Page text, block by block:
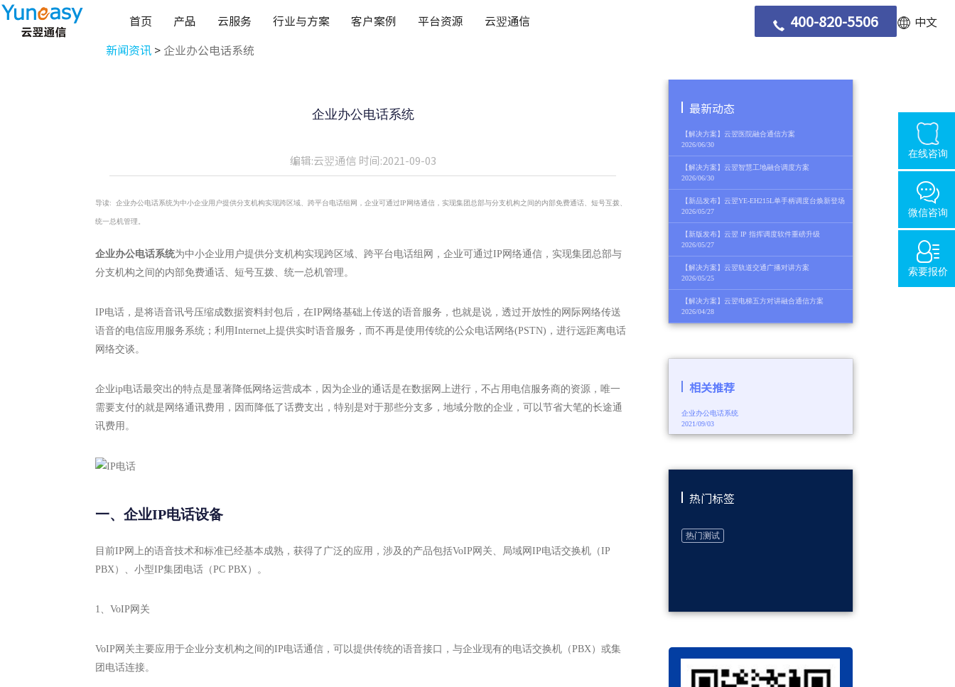
首页 产品 云服务 行业与方案 客户案例 平台资源 云翌通信 中文
400-820-5506
新闻资讯 > 企业办公电话系统
企业办公电话系统
编辑:云翌通信 时间:2021-09-03
导读: 企业办公电话系统为中小企业用户提供分支机构实现跨区域、跨平台电话组网，企业可通过IP网络通信，实现集团总部与分支机构之间的内部免费通话、短号互拨、
统一总机管理。
企业办公电话系统为中小企业用户提供分支机构实现跨区域、跨平台电话组网，企业可通过IP网络通信，实现集团总部与
分支机构之间的内部免费通话、短号互拨、统一总机管理。
IP电话，是将语音讯号压缩成数据资料封包后，在IP网络基础上传送的语音服务，也就是说，透过开放性的网际网络传送
语音的电信应用服务系统；利用Internet上提供实时语音服务，而不再是使用传统的公众电话网络(PSTN)，进行远距离电话
网络交谈。
企业ip电话最突出的特点是显著降低网络运营成本，因为企业的通话是在数据网上进行，不占用电信服务商的资源，唯一
需要支付的就是网络通讯费用，因而降低了话费支出，特别是对于那些分支多，地域分散的企业，可以节省大笔的长途通
讯费用。
一、企业IP电话设备
目前IP网上的语音技术和标准已经基本成熟，获得了广泛的应用，涉及的产品包括VoIP网关、局域网IP电话交换机（IP
PBX）、小型IP集团电话（PC PBX）。
1、VoIP网关
VoIP网关主要应用于企业分支机构之间的IP电话通信，可以提供传统的语音接口，与企业现有的电话交换机（PBX）或集
团电话连接。
最新动态
【解决方案】云翌医院融合通信方案
2026/06/30
【解决方案】云翌智慧工地融合调度方案
2026/06/30
【新品发布】云翌YE-EH215L单手柄调度台焕新登场
2026/05/27
【新版发布】云翌 IP 指挥调度软件重磅升级
2026/05/27
【解决方案】云翌轨道交通广播对讲方案
2026/05/25
【解决方案】云翌电梯五方对讲融合通信方案
2026/04/28
相关推荐
企业办公电话系统
2021/09/03
热门标签
热门测试
在线咨询
微信咨询
索要报价